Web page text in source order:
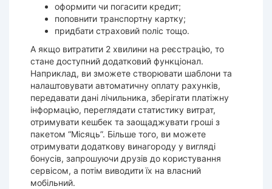
оформити чи погасити кредит;
поповнити транспортну картку;
придбати страховий поліс тощо.
А якщо витратити 2 хвилини на реєстрацію, то
стане доступний додатковий функціонал.
Наприклад, ви зможете створювати шаблони та
налаштовувати автоматичну оплату рахунків,
передавати дані лічильника, зберігати платіжну
інформацію, переглядати статистику витрат,
отримувати кешбек та заощаджувати гроші з
пакетом “Місяць”. Більше того, ви можете
отримувати додаткову винагороду у вигляді
бонусів, запрошуючи друзів до користування
сервісом, а потім виводити їх на власний
мобільний.